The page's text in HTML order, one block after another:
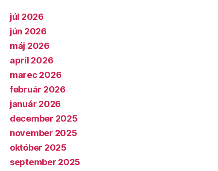
júl 2026
jún 2026
máj 2026
apríl 2026
marec 2026
február 2026
január 2026
december 2025
november 2025
október 2025
september 2025